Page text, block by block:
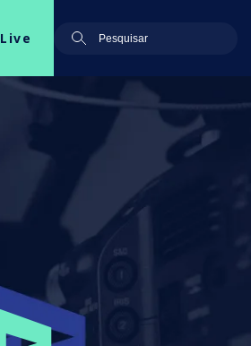
Live